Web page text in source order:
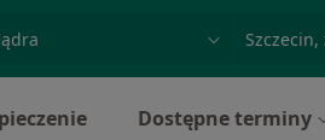
Dostępne terminy